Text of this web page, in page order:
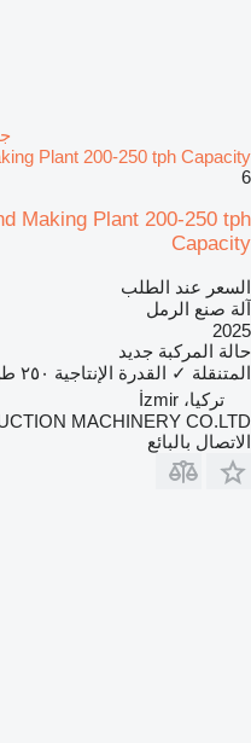
Plant 200-250 tph Capacity
6
Making Plant 200-250 tph
Capacity
السعر عند الطلب
آلة صنع الرمل
2025
حالة المركبة جديد
المتنقلة ✓ القدرة الإنتاجية ٢٥٠ طن / ساعة
تركيا، İzmir
MACHINERY CO.LTD.
الاتصال بالبائع